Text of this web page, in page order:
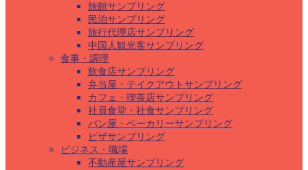
旅館サンプリング
民泊サンプリング
旅行代理店サンプリング
中国人観光客サンプリング
食事・調理
飲食店サンプリング
弁当屋・テイクアウトサンプリング
カフェ・喫茶店サンプリング
社員食堂・社食サンプリング
パン屋・ベーカリーサンプリング
ピザサンプリング
ビジネス・職場
不動産屋サンプリング